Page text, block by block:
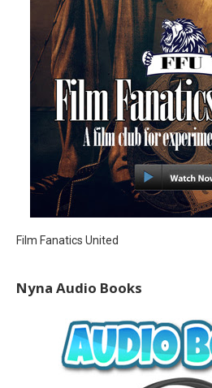
Film Fanatics United
Nyna Audio Books